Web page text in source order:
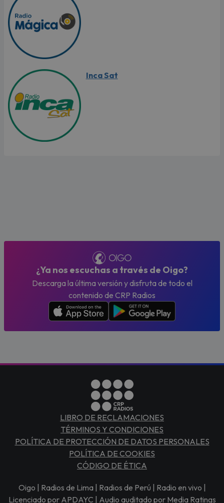
Inca Sat
¿Ya nos escuchas a través de Oigo?
Descarga la última versión y disfruta de todo el
contenido de CRP Radios
LIBRO DE RECLAMACIONES
TÉRMINOS Y CONDICIONES
POLÍTICA DE PROTECCIÓN DE DATOS PERSONALES
POLÍTICA DE COOKIES
CÓDIGO DE ÉTICA
Oigo | Radios de Lima | Radios de Perú | Radio en vivo |
Licenciado por APDAYC | Audio auditado por Media Ratings